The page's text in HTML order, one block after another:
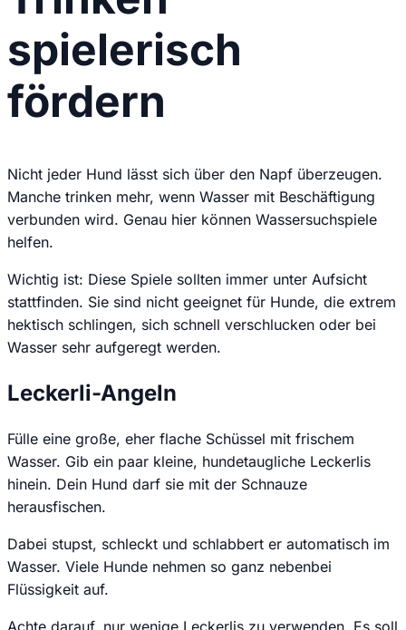
spielerisch
fördern
Nicht jeder Hund lässt sich über den Napf überzeugen.
Manche trinken mehr, wenn Wasser mit Beschäftigung
verbunden wird. Genau hier können Wassersuchspiele
helfen.
Wichtig ist: Diese Spiele sollten immer unter Aufsicht
stattfinden. Sie sind nicht geeignet für Hunde, die extrem
hektisch schlingen, sich schnell verschlucken oder bei
Wasser sehr aufgeregt werden.
Leckerli-Angeln
Fülle eine große, eher flache Schüssel mit frischem
Wasser. Gib ein paar kleine, hundetaugliche Leckerlis
hinein. Dein Hund darf sie mit der Schnauze
herausfischen.
Dabei stupst, schleckt und schlabbert er automatisch im
Wasser. Viele Hunde nehmen so ganz nebenbei
Flüssigkeit auf.
Achte darauf, nur wenige Leckerlis zu verwenden. Es soll